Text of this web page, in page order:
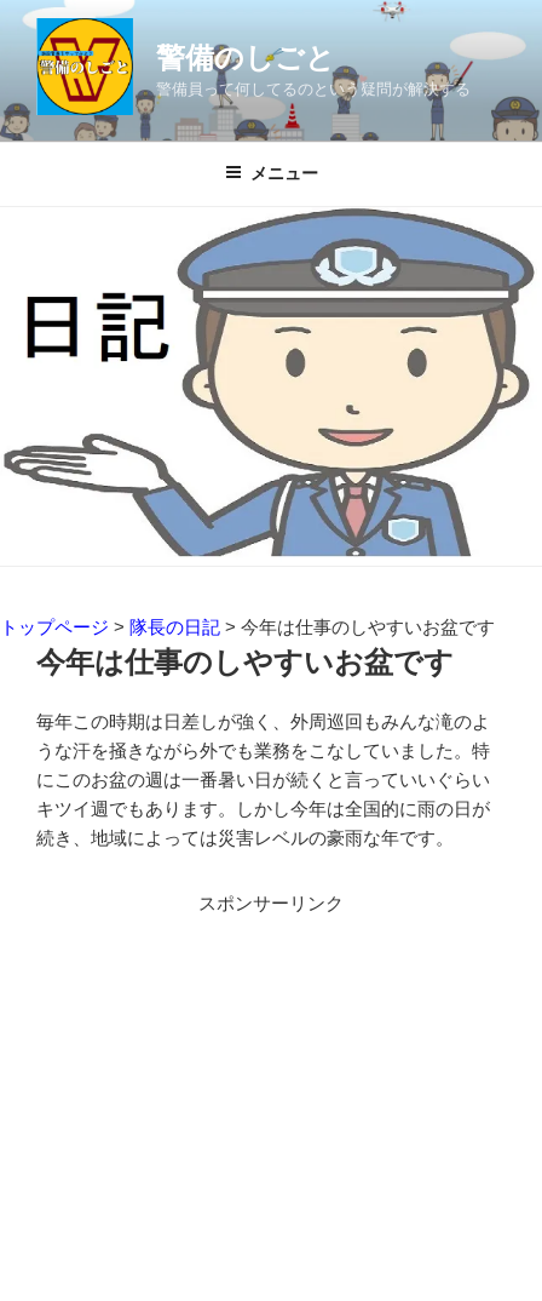
ン
ツ
警備のしごと
警備員って何してるのという疑問が解決する
メニュー
トップページ > 隊長の日記 > 今年は仕事のしやすいお盆です
今年は仕事のしやすいお盆です
毎年この時期は日差しが強く、外周巡回もみんな滝のよ
うな汗を掻きながら外でも業務をこなしていました。特
にこのお盆の週は一番暑い日が続くと言っていいぐらい
キツイ週でもあります。しかし今年は全国的に雨の日が
続き、地域によっては災害レベルの豪雨な年です。
スポンサーリンク